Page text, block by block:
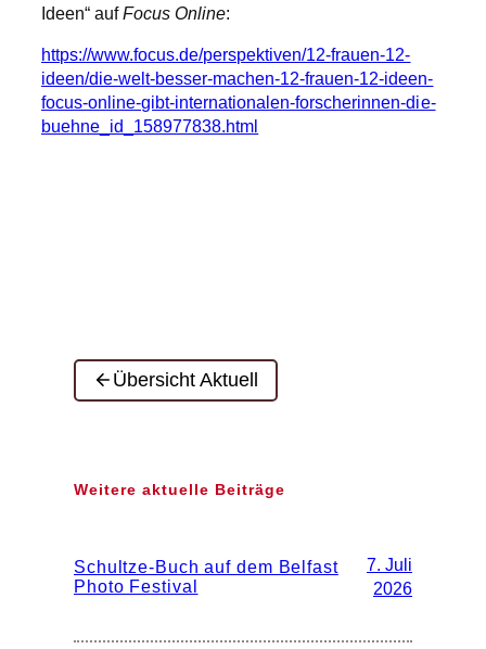
Ideen“ aufFocus Online:
https://www.focus.de/perspektiven/12-frauen-12-
ideen/die-welt-besser-machen-12-frauen-12-ideen-
focus-online-gibt-internationalen-forscherinnen-die-
buehne_id_158977838.html
Übersicht Aktuell
Weitere aktuelle Beiträge
Schultze-Buch auf dem Belfast
Photo Festival
7. Juli
2026